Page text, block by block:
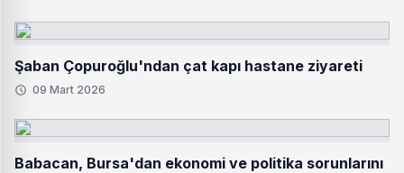
Şaban Çopuroğlu'ndan çat kapı hastane ziyareti
09 Mart 2026
Babacan, Bursa'dan ekonomi ve politika sorunlarını